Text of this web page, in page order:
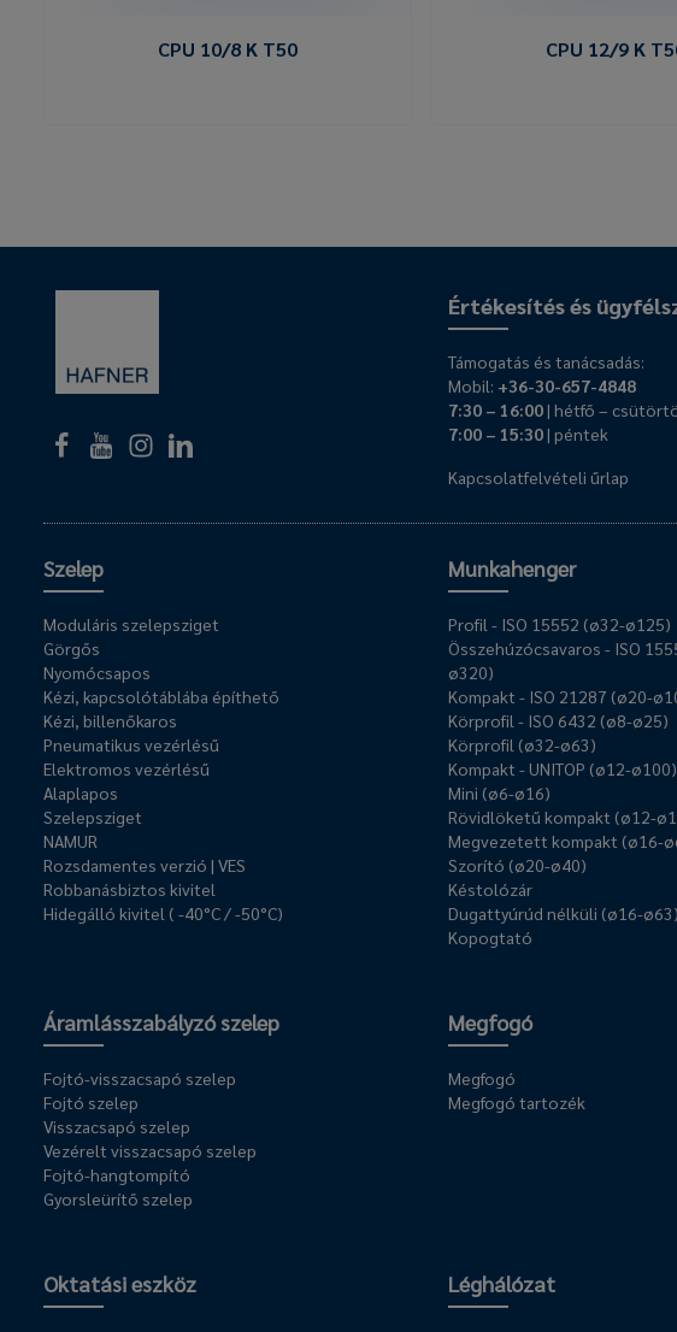
CPU 10/8 K T50 CPU 12/9 K
Értékesítés és
Támogatás és tanácsadás:
Mobil: +36-30-657-4848
7:30 – 16:00| hétfő –
7:00 – 15:30| péntek
Kapcsolatfelvételi űrlap
Szelep
Moduláris szelepsziget
Görgős
Nyomócsapos
Kézi, kapcsolótáblába építhető
Kézi, billenőkaros
Pneumatikus vezérlésű
Elektromos vezérlésű
Alaplapos
Szelepsziget
NAMUR
Rozsdamentes verzió | VES
Robbanásbiztos kivitel
Hidegálló kivitel ( -40°C / -50°C)
Munkahenger
Profil - ISO 15552 (ø32-ø125)
Összehúzócsavaros - ISO
ø320)
Kompakt - ISO 21287 (ø20-
Körprofil - ISO 6432 (ø8-ø25)
Körprofil (ø32-ø63)
Kompakt - UNITOP (ø12-ø100)
Mini (ø6-ø16)
Rövidlöketű kompakt (ø12-
Megvezetett kompakt (ø16-
Szorító (ø20-ø40)
Késtolózár
Dugattyúrúd nélküli (ø16-ø63)
Kopogtató
Áramlásszabályzó szelep
Fojtó-visszacsapó szelep
Fojtó szelep
Visszacsapó szelep
Vezérelt visszacsapó szelep
Fojtó-hangtompító
Gyorsleürítő szelep
Megfogó
Megfogó
Megfogó tartozék
Oktatási eszköz Léghálózat